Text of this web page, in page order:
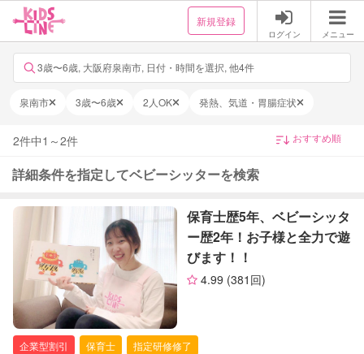
新規登録
ログイン メニュー
3歳〜6歳, 大阪府泉南市, 日付・時間を選択, 他4件
泉南市 3歳〜6歳 2人OK 発熱、気道・胃腸症状
2件中1 ～2件
詳細条件を指定してベビーシッターを検索
保育士歴5年、ベビーシッタ
ー歴2年！お子様と全力で遊
びます！！
4.99 (381回)
企業型割引 保育士
指定研修修了